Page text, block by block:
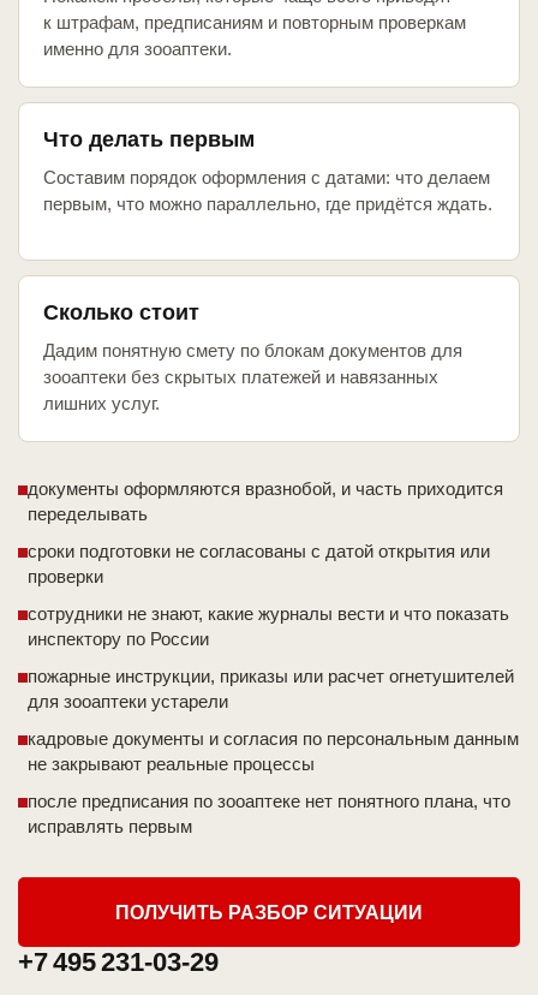
к штрафам, предписаниям и повторным проверкам
именно для зооаптеки.
Что делать первым
Составим порядок оформления с датами: что делаем
первым, что можно параллельно, где придётся ждать.
Сколько стоит
Дадим понятную смету по блокам документов для
зооаптеки без скрытых платежей и навязанных
лишних услуг.
документы оформляются вразнобой, и часть приходится
переделывать
сроки подготовки не согласованы с датой открытия или
проверки
сотрудники не знают, какие журналы вести и что показать
инспектору по России
пожарные инструкции, приказы или расчет огнетушителей
для зооаптеки устарели
кадровые документы и согласия по персональным данным
не закрывают реальные процессы
после предписания по зооаптеке нет понятного плана, что
исправлять первым
ПОЛУЧИТЬ РАЗБОР СИТУАЦИИ
+7 495 231-03-29